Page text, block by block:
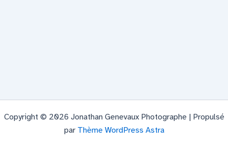
Copyright © 2026 Jonathan Genevaux Photographe | Propulsé
par Thème WordPress Astra